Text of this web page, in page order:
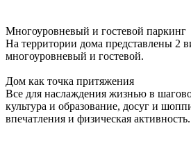
Многоуровневый и гостевой паркинг
На территории дома представлены 2
многоуровневый и гостевой.
Дом как точка притяжения
Все для наслаждения жизнью в
культура и образование, досуг и
впечатления и физическая активность.